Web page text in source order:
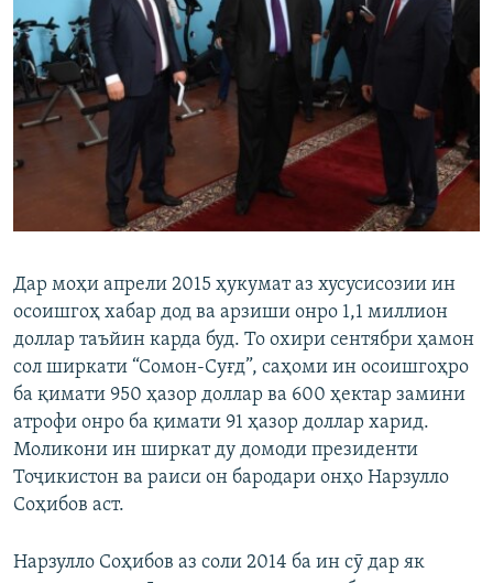
Дар моҳи апрели 2015 ҳукумат аз хусусисозии ин
осоишгоҳ хабар дод ва арзиши онро 1,1 миллион
доллар таъйин карда буд. То охири сентябри ҳамон
сол ширкати “Сомон-Суғд”, саҳоми ин осоишгоҳро
ба қимати 950 ҳазор доллар ва 600 ҳектар замини
атрофи онро ба қимати 91 ҳазор доллар харид.
Моликони ин ширкат ду домоди президенти
Тоҷикистон ва раиси он бародари онҳо Нарзулло
Соҳибов аст.
Нарзулло Соҳибов аз соли 2014 ба ин сӯ дар як